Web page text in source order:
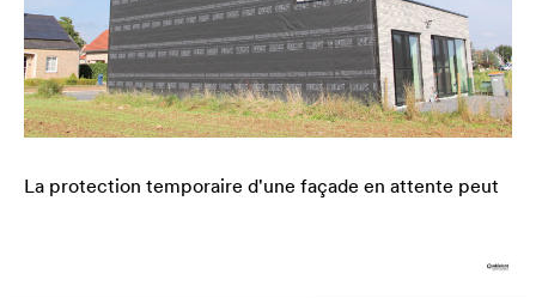
La protection temporaire d'une façade en attente peut
temporaire peut servir jusqu'à 5 ans et protège la façade